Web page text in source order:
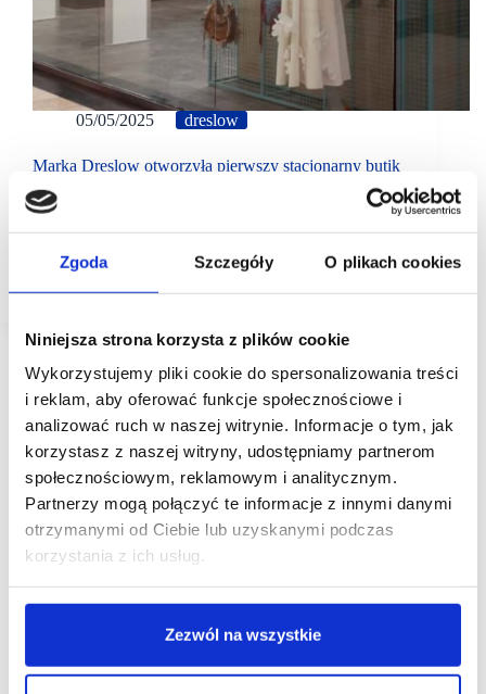
Zgoda Szczegóły O plikach cookies
Niniejsza strona korzysta z plików cookie
Wykorzystujemy pliki cookie do spersonalizowania treści
i reklam, aby oferować funkcje społecznościowe i
analizować ruch w naszej witrynie. Informacje o tym, jak
korzystasz z naszej witryny, udostępniamy partnerom
społecznościowym, reklamowym i analitycznym.
Partnerzy mogą połączyć te informacje z innymi danymi
otrzymanymi od Ciebie lub uzyskanymi podczas
korzystania z ich usług.
Zezwól na wszystkie
05/05/2025 dreslow
Marka Dreslow otworzyła pierwszy stacjonarny butik
24 kwietnia w Westfield Arkadia został
handlowej 120 mkw. klienci znajdą ponad 600